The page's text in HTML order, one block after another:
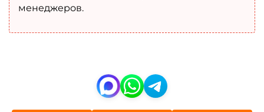
менеджеров.